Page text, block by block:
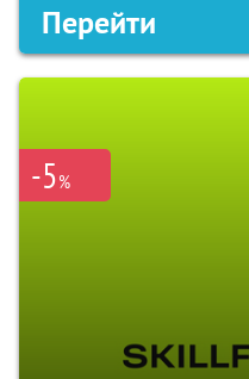
Перейти
-5%